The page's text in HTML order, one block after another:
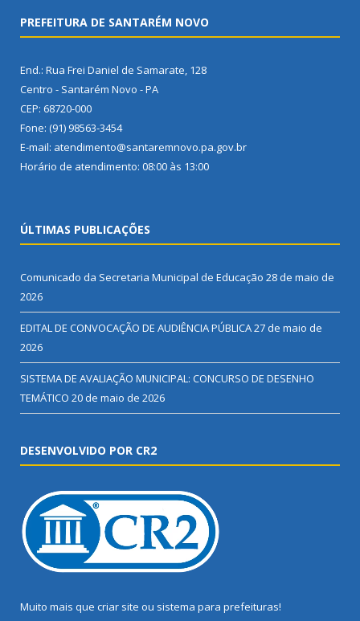
PREFEITURA DE SANTARÉM NOVO
End.: Rua Frei Daniel de Samarate, 128
Centro - Santarém Novo - PA
CEP: 68720-000
Fone: (91) 98563-3454
E-mail: atendimento@santaremnovo.pa.gov.br
Horário de atendimento: 08:00 às 13:00
ÚLTIMAS PUBLICAÇÕES
Comunicado da Secretaria Municipal de Educação 28 de maio de
2026
EDITAL DE CONVOCAÇÃO DE AUDIÊNCIA PÚBLICA27 de maio de
2026
SISTEMA DE AVALIAÇÃO MUNICIPAL: CONCURSO DE DESENHO
TEMÁTICO 20 de maio de 2026
DESENVOLVIDO POR CR2
Muito mais que criar site ou sistema para prefeituras!